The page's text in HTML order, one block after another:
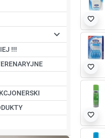

!!!
favorite_border
favorite_border
favorite_border